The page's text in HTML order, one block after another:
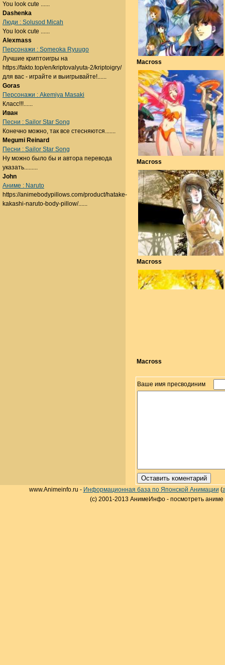
Macross
Macross
Macross
Macross
Ваше имя пресводиним
You look cute ......
Dashenka
Люди : Solusod Micah
You look cute ......
Alexmass
Персонажи : Someoka Ryuugo
Лучшие криптоигры на
https://fakto.top/en/kriptovalyuta-2/kriptoigry/
для вас - играйте и выигрывайте!......
Goras
Персонажи : Akemiya Masaki
Класс!!!......
Иван
Песни : Sailor Star Song
Конечно можно, так все стесняются.......
Megumi Reinard
Песни : Sailor Star Song
Ну можно было бы и автора перевода
указать.........
John
Аниме : Naruto
https://animebodypillows.com/product/hatake-
kakashi-naruto-body-pillow/......
www.Animeinfo.ru - Информационная база по Японской Анимации (
(c) 2001-2013 АнимеИнфо - посмотреть аниме